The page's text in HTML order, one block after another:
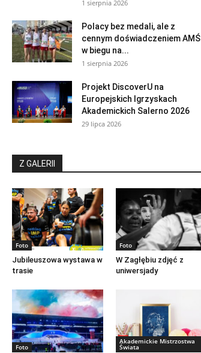
1 sierpnia 2026
Polacy bez medali, ale z
cennym doświadczeniem AMŚ
w biegu na...
1 sierpnia 2026
Projekt DiscoverU na
Europejskich Igrzyskach
Akademickich Salerno 2026
29 lipca 2026
Z GALERII
Foto
Jubileuszowa wystawa w
trasie
Foto
W Zagłębiu zdjęć z
uniwersjady
Foto
Akademickie Mistrzostwa
Świata